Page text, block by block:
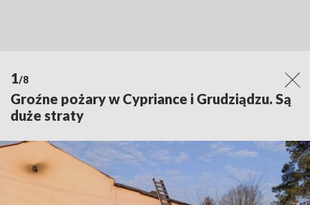
1/8
Groźne pożary w Cypriance i Grudziądzu. Są
duże straty